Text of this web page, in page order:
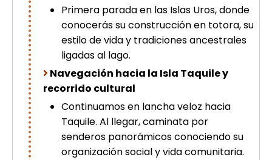
Primera parada en las Islas Uros, donde
conocerás su construcción en totora, su
estilo de vida y tradiciones ancestrales
ligadas al lago.
Navegación hacia la Isla Taquile y
recorrido cultural
Continuamos en lancha veloz hacia
Taquile. Al llegar, caminata por
senderos panorámicos conociendo su
organización social y vida comunitaria.